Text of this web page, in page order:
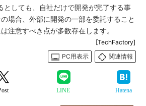
としても、自社だけで開発が完了する事
場合、外部に開発の一部を委託すること
注意すべき点が多数存在します。
[TechFactory]
PC用表示
関連情報
LINE Hatena